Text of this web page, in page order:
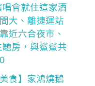
會就住這家酒
大、離捷運站
近六合夜市、
房，與鯊鯊共
食】家鴻燒鵝